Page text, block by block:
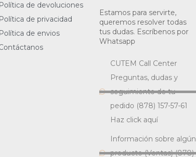
Política de devoluciones
Política de privacidad
Política de envios
Estamos para servirte,
queremos resolver todas
tus dudas. Escríbenos por
Whatsapp
CUTEM Call Center
Preguntas, dudas y
seguimiento de tu
pedido (878) 157-57-61
Haz click aquí
Información sobre algún
producto (Ventas) (878)